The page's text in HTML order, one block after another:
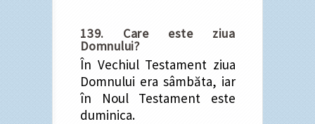
139. Care este ziua
Domnului?
În Vechiul Testament ziua
Domnului era sâmbăta, iar
în Noul Testament este
duminica.